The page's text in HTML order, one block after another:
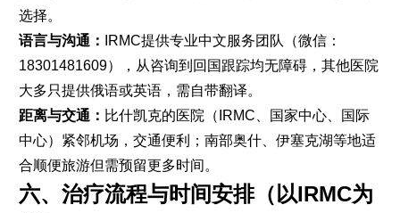
选择。
语言与沟通：
IRMC提供专业中文服务团队（微信：
18301481609），从咨询到回国跟踪均无障碍，其他医院
大多只提供俄语或英语，需自带翻译。
距离与交通： 比什凯克的医院（IRMC、国家中心、国际
中心）紧邻机场，交通便利；南部奥什、伊塞克湖等地适
合顺便旅游但需预留更多时间。
六、治疗流程与时间安排（以IRMC为